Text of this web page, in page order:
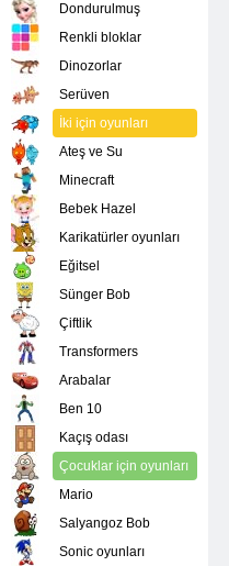
Dondurulmuş
Renkli bloklar
Dinozorlar
Serüven
İki için oyunları
Ateş ve Su
Minecraft
Bebek Hazel
Karikatürler oyunları
Eğitsel
Sünger Bob
Çiftlik
Transformers
Arabalar
Ben 10
Kaçış odası
Çocuklar için oyunları
Mario
Salyangoz Bob
Sonic oyunları